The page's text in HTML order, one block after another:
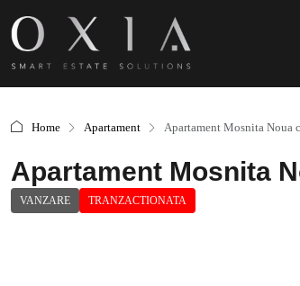
Home Apartament Apartament Mosnita Noua
Apartament Mosnita
VANZARE TRANZACTIONATA